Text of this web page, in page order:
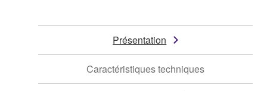
Présentation
Caractéristiques techniques